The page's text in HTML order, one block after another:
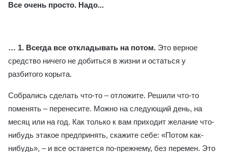
Все очень просто. Надо...
… 1. Всегда все откладывать на потом. Это верное
средство ничего не добиться в жизни и остаться у
разбитого корыта.
Собрались сделать что-то – отложите. Решили что-то
поменять – перенесите. Можно на следующий день, на
месяц или на год. Как только к вам приходит желание что-
нибудь этакое предпринять, скажите себе: «Потом как-
нибудь», – и все останется по-прежнему, без перемен. Это